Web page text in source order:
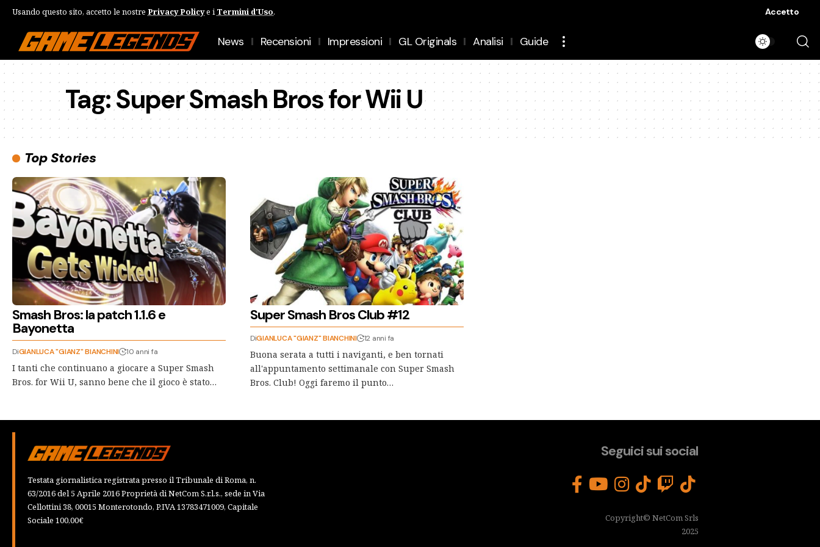
Usando questo sito, accetto le nostre Privacy Policye i Termini d'Uso. Accetto
News Recensioni Impressioni GL Originals Analisi Guide
Tag:Super Smash Bros for Wii U
Top Stories
Smash Bros: la patch 1.1.6 e
Bayonetta
DiGIANLUCA "GIANZ" BIANCHINI 10 anni fa
I tanti che continuano a giocare a Super Smash
Bros. for Wii U, sanno bene che il gioco è stato…
Super Smash Bros Club #12
DiGIANLUCA "GIANZ" BIANCHINI 12 anni fa
Buona serata a tutti i naviganti, e ben tornati
all'appuntamento settimanale con Super Smash
Bros. Club! Oggi faremo il punto…
Testata giornalistica registrata presso il Tribunale di Roma, n.
63/2016 del 5 Aprile 2016 Proprietà di NetCom S.r.l.s., sede in Via
Cellottini 38, 00015 Monterotondo, P.IVA 13783471009, Capitale
Sociale 100,00€
Seguici sui social
Copyright© NetCom Srls
2025